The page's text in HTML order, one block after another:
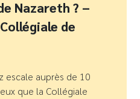
Nazareth ? –
de
escale auprès de 10
que la Collégiale